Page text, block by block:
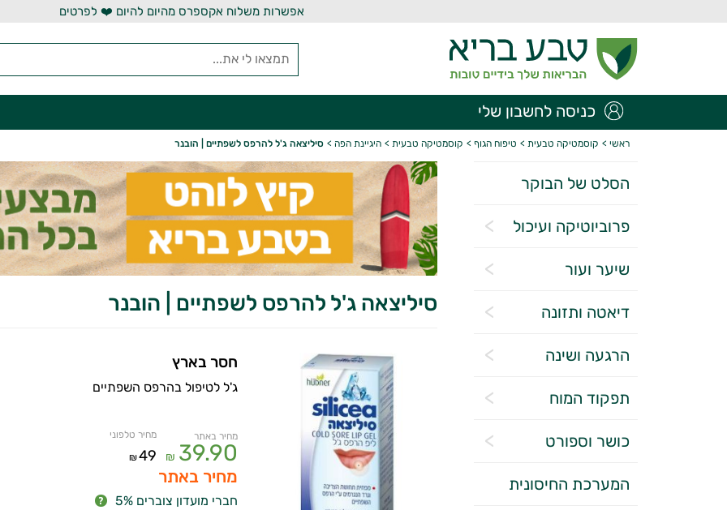
אפשרות משלוח אקספרס מהיום להיום ❤️ לפרטים
כניסה לחשבון שלי
ראשי > קוסמטיקה טבעית > טיפוח הגוף > קוסמטיקה טבעית > היגיינת הפה > סיליצאה ג'ל להרפס לשפתיים | הובנר
הסלט של הבוקר
פרוביוטיקה ועיכול
שיער ועור
דיאטה ותזונה
הרגעה ושינה
תפקוד המוח
כושר וספורט
המערכת החיסונית
סיליצאה ג'ל להרפס לשפתיים | הובנר
חסר בארץ
ג'ל לטיפול בהרפס השפתיים
מחיר באתר
39.90
₪
מחיר טלפוני
49
₪
מחיר באתר
חברי מועדון צוברים 5%